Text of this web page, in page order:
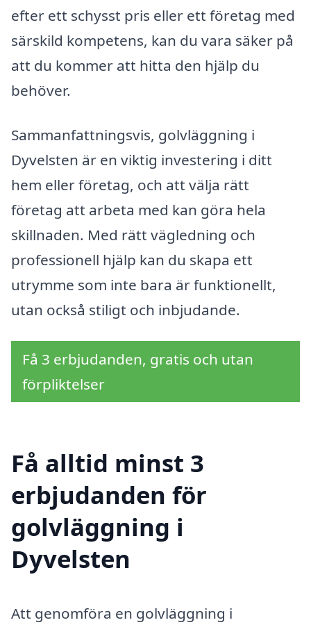
efter ett schysst pris eller ett företag med
särskild kompetens, kan du vara säker på
att du kommer att hitta den hjälp du
behöver.
Sammanfattningsvis, golvläggning i
Dyvelsten är en viktig investering i ditt
hem eller företag, och att välja rätt
företag att arbeta med kan göra hela
skillnaden. Med rätt vägledning och
professionell hjälp kan du skapa ett
utrymme som inte bara är funktionellt,
utan också stiligt och inbjudande.
Få 3 erbjudanden, gratis och utan
förpliktelser
Få alltid minst 3
erbjudanden för
golvläggning i
Dyvelsten
Att genomföra en golvläggning i